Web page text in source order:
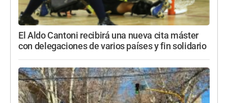
El Aldo Cantoni recibirá una nueva cita máster
con delegaciones de varios países y fin solidario